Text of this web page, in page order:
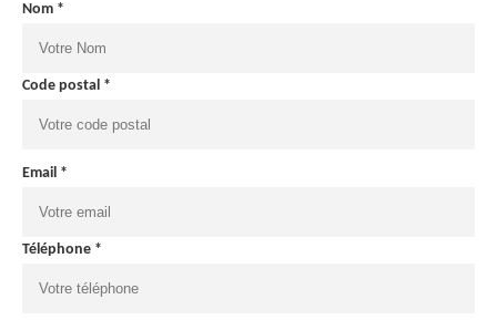
Nom *
Code postal *
Email *
Téléphone *